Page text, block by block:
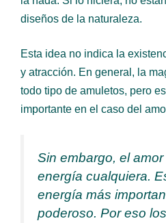
diseños de la naturaleza.
Esta idea no indica la
y atracción. En general, la
todo tipo de amuletos, pero
importante en el caso del
Sin embargo, el
energía cualquiera.
energía más
poderoso. Por eso